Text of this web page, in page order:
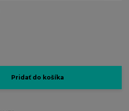
Pridať do košíka